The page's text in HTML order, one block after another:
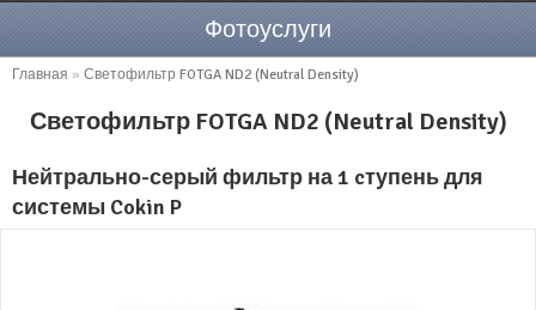
Фотоуслуги
Главная » Светофильтр FOTGA ND2 (Neutral Density)
Светофильтр FOTGA ND2 (Neutral Density)
Нейтрально-серый фильтр на 1 cтупень для
системы Cokin P